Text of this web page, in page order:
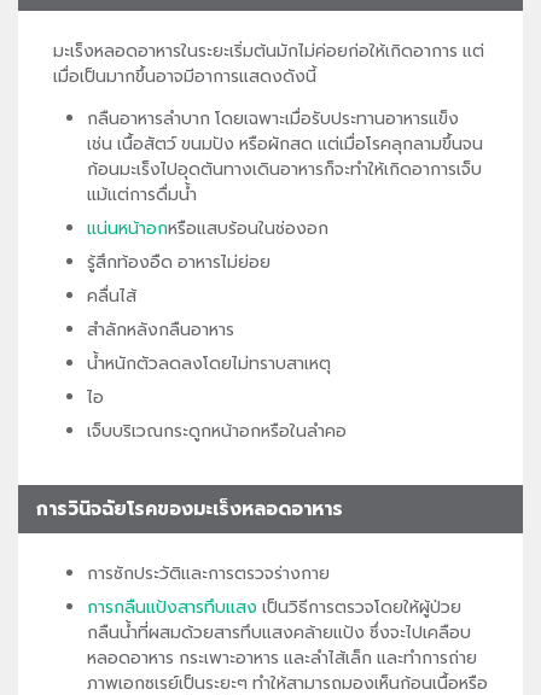
มะเร็งหลอดอาหารในระยะเริ่มต้นมักไม่ค่อยก่อให้เกิดอาการ แต่
เมื่อเป็นมากขึ้นอาจมีอาการแสดงดังนี้
กลืนอาหารลำบาก โดยเฉพาะเมื่อรับประทานอาหารแข็ง
เช่น เนื้อสัตว์ ขนมปัง หรือผักสด แต่เมื่อโรคลุกลามขึ้นจน
ก้อนมะเร็งไปอุดตันทางเดินอาหารก็จะทำให้เกิดอาการเจ็บ
แม้แต่การดื่มน้ำ
แน่นหน้าอกหรือแสบร้อนในช่องอก
รู้สึกท้องอืด อาหารไม่ย่อย
คลื่นไส้
สำลักหลังกลืนอาหาร
น้ำหนักตัวลดลงโดยไม่ทราบสาเหตุ
ไอ
เจ็บบริเวณกระดูกหน้าอกหรือในลำคอ
การวินิจฉัยโรคของมะเร็งหลอดอาหาร
การซักประวัติและการตรวจร่างกาย
การกลืนแป้งสารทึบแสง เป็นวิธีการตรวจโดยให้ผู้ป่วย
กลืนน้ำที่ผสมด้วยสารทึบแสงคล้ายแป้ง ซึ่งจะไปเคลือบ
หลอดอาหาร กระเพาะอาหาร และลำไส้เล็ก และทำการถ่าย
ภาพเอกซเรย์เป็นระยะๆ ทำให้สามารถมองเห็นก้อนเนื้อหรือ